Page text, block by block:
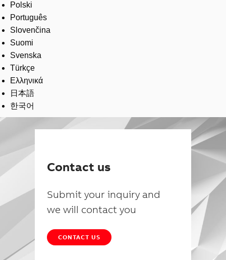
Polski
Português
Slovenčina
Suomi
Svenska
Türkçe
Ελληνικά
日本語
한국어
Contact us
Submit your inquiry and
we will contact you
CONTACT US